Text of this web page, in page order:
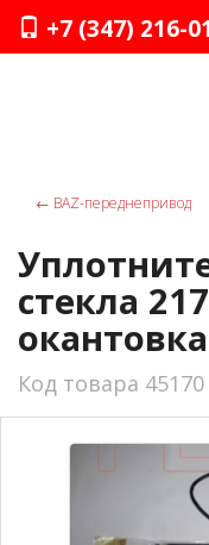
+7 (347) 216-
← ВАZ-переднепривод
стекла
Код товара 45170